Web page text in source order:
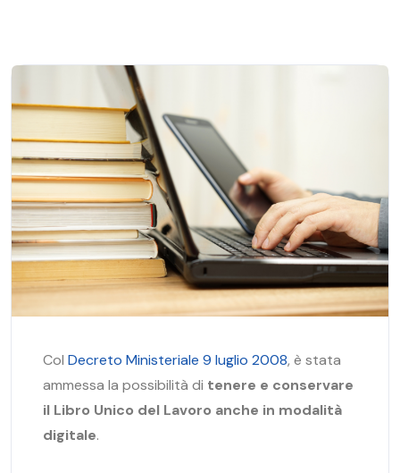
Col Decreto Ministeriale 9 luglio 2008, è stata
ammessa la possibilità di tenere e conservare
il Libro Unico del Lavoro anche in modalità
digitale.